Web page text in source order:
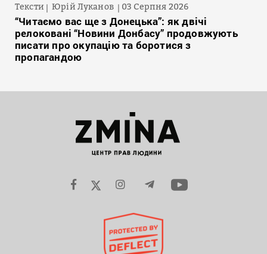
Тексти Юрій Луканов 03 Серпня 2026
“Читаємо вас ще з Донецька”: як двічі
релоковані “Новини Донбасу” продовжують
писати про окупацію та боротися з
пропагандою